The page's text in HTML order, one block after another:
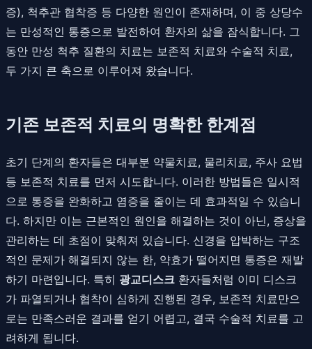
증), 척추관 협착증 등 다양한 원인이 존재하며, 이 중 상당수
는 만성적인 통증으로 발전하여 환자의 삶을 잠식합니다. 그
동안 만성 척추 질환의 치료는 보존적 치료와 수술적 치료,
두 가지 큰 축으로 이루어져 왔습니다.
기존 보존적 치료의 명확한 한계점
초기 단계의 환자들은 대부분 약물치료, 물리치료, 주사 요법
등 보존적 치료를 먼저 시도합니다. 이러한 방법들은 일시적
으로 통증을 완화하고 염증을 줄이는 데 효과적일 수 있습니
다. 하지만 이는 근본적인 원인을 해결하는 것이 아닌, 증상을
관리하는 데 초점이 맞춰져 있습니다. 신경을 압박하는 구조
적인 문제가 해결되지 않는 한, 약효가 떨어지면 통증은 재발
하기 마련입니다. 특히 광교디스크 환자들처럼 이미 디스크
가 파열되거나 협착이 심하게 진행된 경우, 보존적 치료만으
로는 만족스러운 결과를 얻기 어렵고, 결국 수술적 치료를 고
려하게 됩니다.